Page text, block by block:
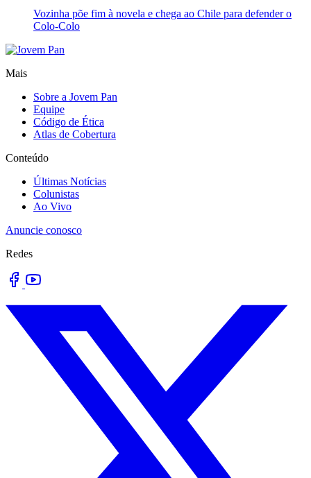
Vozinha põe fim à novela e chega ao Chile para defender o
Colo-Colo
Mais
Sobre a Jovem Pan
Equipe
Código de Ética
Atlas de Cobertura
Conteúdo
Últimas Notícias
Colunistas
Ao Vivo
Anuncie conosco
Redes